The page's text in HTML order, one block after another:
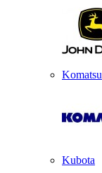
Komatsu
Kubota